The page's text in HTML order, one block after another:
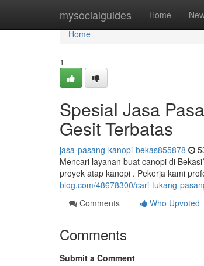
mysocialguides Home
Home
Home
1
Spesial Jasa
Gesit Terbatas
jasa-pasang-kanopi-bekas855878
Mencari layanan buat canopi di
proyek atap kanopi . Pekerja kami
blog.com/48678300/cari-tukang-
Comments
Who Upvoted
Comments
Submit a Comment